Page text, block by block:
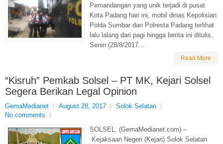
Pemandangan yang unik terjadi di pusat
Kota Padang hari ini, mobil dinas Kepolisian
Polda Sumbar dan Polresta Padang terlihat
lalu lalang dari pagi hingga berita ini ditulis,
Senin (28/8/2017...
Read More
“Kisruh” Pemkab Solsel – PT MK, Kejari Solsel
Segera Berikan Legal Opinion
GemaMedianet August 28, 2017
Solok Selatan
No comments
SOLSEL, (GemaMedianet.com) –
Kejaksaan Negeri (Kejari) Solok Selatan